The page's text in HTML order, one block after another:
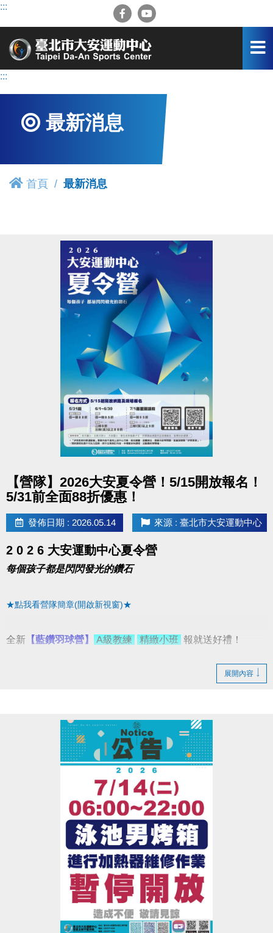
跳
容
:::
:::
最新消息
首頁 最新消息
【營隊】2026大安夏令營！5/15開放報名！
5/31前全面88折優惠！
發佈日期 : 2026.05.14 來源 : 臺北市大安運動中心
2 0 2 6 大安運動中心夏令營
每個孩子都是閃閃發光的鑽石
★點我看營隊簡章(開啟新視窗)★
全新 【藍鑽羽球營】 A級教練 精緻小班 報就送好禮！
▌網路 任一梯９５折
▌現場 (限同一人一次現場報名)
▪︎ 二梯９折；三梯(含)以上８８折
7/1起至開課前
▌網路 任一梯９５折
▌現場 (限同一人一次現場報名)
▪︎ 二梯(含)以上９折
◼︎［獨享優惠］和平實小、北教大附小、大安國小：學生或教職員子
展開內容